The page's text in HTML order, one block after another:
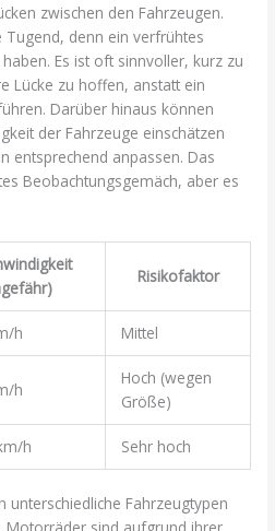
zwischen den Fahrzeugen.
Tugend, denn ein verfrühtes
Es ist oft sinnvoller, kurz zu
Lücke zu hoffen, anstatt ein
Darüber hinaus können
der Fahrzeuge einschätzen
entsprechend anpassen. Das
Beobachtungsgemäch, aber es
Risikofaktor
h Mittel
h
Hoch (wegen
Größe)
h Sehr hoch
unterschiedliche Fahrzeugtypen